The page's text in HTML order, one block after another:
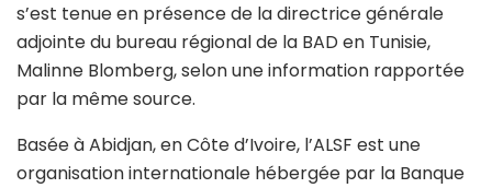
s’est tenue en présence de la directrice générale
adjointe du bureau régional de la BAD en Tunisie,
Malinne Blomberg, selon une information rapportée
par la même source.
Basée à Abidjan, en Côte d’Ivoire, l’ALSF est une
organisation internationale hébergée par la Banque